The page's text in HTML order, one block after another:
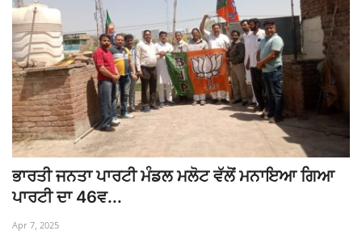
ਭਾਰਤੀ ਜਨਤਾ ਪਾਰਟੀ ਮੰਡਲ ਮਲੋਟ ਵੱਲੋਂ ਮਨਾਇਆ ਗਿਆ
ਪਾਰਟੀ ਦਾ 46ਵ...
Apr 7, 2025